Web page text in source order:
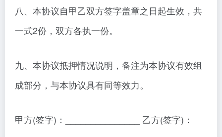
八、本协议自甲乙双方签字盖章之日起生效，共
一式2份，双方各执一份。
九、本协议抵押情况说明，备注为本协议有效组
成部分，与本协议具有同等效力。
甲方(签字)：_______________ 乙方(签字)：